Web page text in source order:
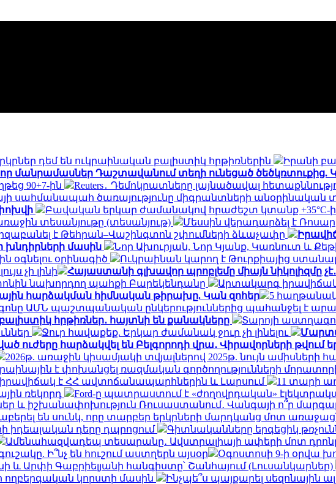
դեմ են ուկրաինական բալիստիկ հրթիռներին
Իրանի
մանրամասներ Դաշտավանում տեղի ունեցած ծեծկռտուքից.
90+7-ին
Reuters․ Դեմոկրատները լայնածավալ
սահմանապահ ծառայությունը միգրանտների
Բավական երկար ժամանակով հրաժեշտ կտանք +35°C-
տեսանյութը (տեսանյութ)
Մեսսին վերադարձել է
է Թեհրան–Վաշինգտոն շփումների ձևաչափը
խնդիրների մասին
Նոր Ախուրյան, Նոր Կյանք, Կառնուտ և
օգնելու օրինագիծ
Ուկրաինան կարող է Թուրքիայից ստանալ
չի լինի
Հայաստանի գլխավոր պրոբլեմը միայն նիկոլիզմը
նախորդող պահքի Բարեկենդանը
Արտակարգ
հարձակման հիմնական թիրախը. Կան զոհեր
5
ԱՄՆ պաշտպանական ընկերություններից պահանջել է
հրթիռներ․ հայտնի են քանակները
Տարոյի
Ջուր հավաքեք. Երկար ժամանակ ջուր չի լինելու
ուժերը հարձակվել են Բելգորոդի վրա․ Վիրավորների թվում
2026թ. առաջին կիսամյակի տվյալներով 2025թ. նույն ամիսների
է փոխանցել ռազմական գործողությունների
իրավիճակ է ՀՀ ավտոճանապարհներին և Լարսում
11 տարի
ռեկորդ
Ford-ը պատրաստում է «ժողովրդական»
իշխանափոխություն Ռուսաստանում․ Վանգայի ո՞ր
են սունկ, որը տարբեր երկրների մարդկանց մոտ
իդեալական դերը դպրոցում
Գիտնականները երգեցիկ
Ամենահազվադեպ տեսարանը․ Ավստրալիայի ափերի մոտ
Ի՞նչ են հուշում աստղերն այսօր Օգոստոսի 9-ի օրվա
և Արփի Գաբրիելյանի հանգիստը՝ Շանհայում (Լուսանկարներ)
ողբերգական կորստի մասին
Ինչպե՞ս պայքարել սեզոնային